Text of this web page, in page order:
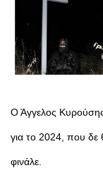
Ο Άγγελος Κυρούσης
για το 2024, που δε
φινάλε.